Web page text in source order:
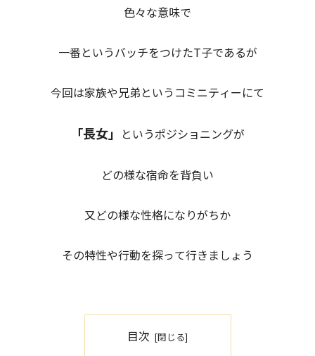
色々な意味で
一番というバッチをつけたT子であるが
今回は家族や兄弟というコミニティーにて
「長女」 というポジショニングが
どの様な宿命を背負い
又どの様な性格になりがちか
その特性や行動を探って行きましょう
目次